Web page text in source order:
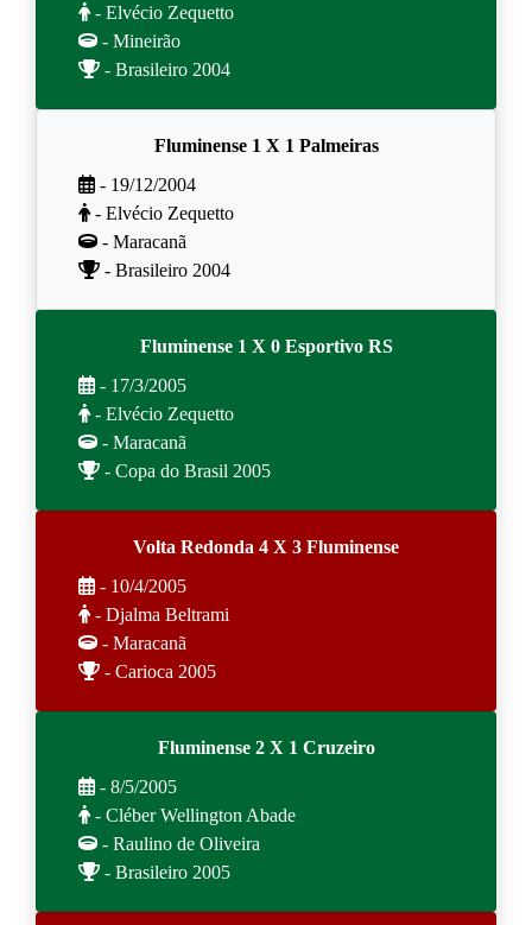
- Elvécio Zequetto
- Mineirão
- Brasileiro 2004
Fluminense 1 X 1 Palmeiras
- 19/12/2004
- Elvécio Zequetto
- Maracanã
- Brasileiro 2004
Fluminense 1 X 0 Esportivo RS
- 17/3/2005
- Elvécio Zequetto
- Maracanã
- Copa do Brasil 2005
Volta Redonda 4 X 3 Fluminense
- 10/4/2005
- Djalma Beltrami
- Maracanã
- Carioca 2005
Fluminense 2 X 1 Cruzeiro
- 8/5/2005
- Cléber Wellington Abade
- Raulino de Oliveira
- Brasileiro 2005